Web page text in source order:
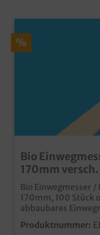
%
Bio
170mm
Bio Einwegmesser
170mm, 100 Stück
abbaubares
Mundgefühl als
Haptik
Produktnummer: